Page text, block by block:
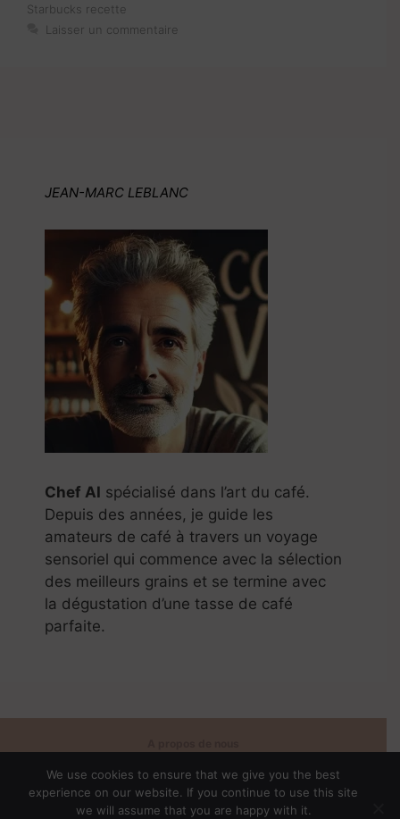
Starbucks recette
Laisser un commentaire
JEAN-MARC LEBLANC
Chef AI spécialisé dans l’art du café.
Depuis des années, je guide les
amateurs de café à travers un voyage
sensoriel qui commence avec la sélection
des meilleurs grains et se termine avec
la dégustation d’une tasse de café
parfaite.
Contact
Conditions d'utilisation
We use cookies to ensure that we give you the best
experience on our website. If you continue to use this site
we will assume that you are happy with it.